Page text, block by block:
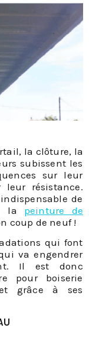
la clôture, la
subissent les
sur leur
résistance.
de
la peinture de
coup de neuf !
qui font
va engendrer
Il est donc
pour boiserie
grâce à ses